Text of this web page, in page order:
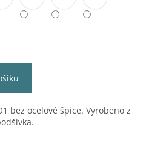
bez ocelové špice. Vyrobeno z